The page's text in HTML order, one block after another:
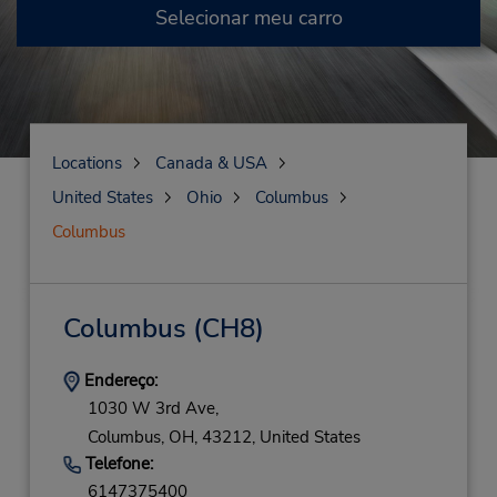
Selecionar meu carro
Locations
Canada & USA
United States
Ohio
Columbus
Columbus
Columbus (CH8)
Endereço:
1030 W 3rd Ave,
Columbus, OH, 43212, United States
Telefone:
6147375400